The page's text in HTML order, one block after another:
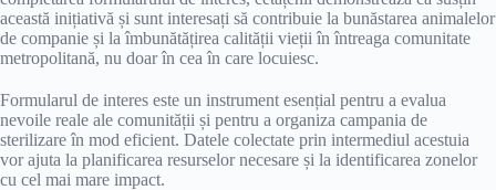
această inițiativă și sunt interesați să contribuie la bunăstarea animalelor
de companie și la îmbunătățirea calității vieții în întreaga comunitate
metropolitană, nu doar în cea în care locuiesc.
Formularul de interes este un instrument esențial pentru a evalua
nevoile reale ale comunității și pentru a organiza campania de
sterilizare în mod eficient. Datele colectate prin intermediul acestuia
vor ajuta la planificarea resurselor necesare și la identificarea zonelor
cu cel mai mare impact.